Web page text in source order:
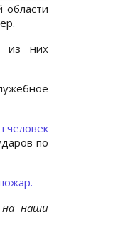
области
из них
человек
по
на наши